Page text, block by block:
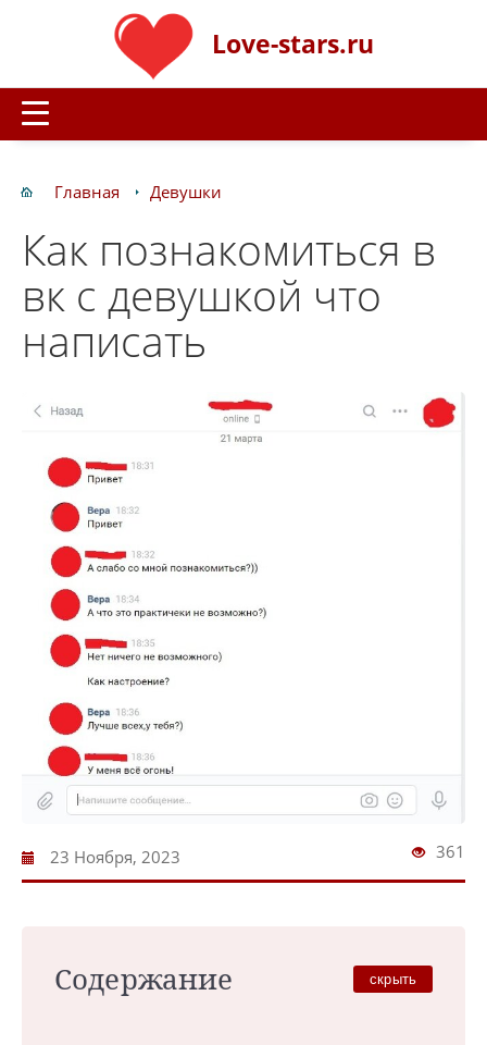
Love-stars.ru
Главная Девушки
Как познакомиться в
вк с девушкой что
написать
23 Ноября, 2023 361
Содержание скрыть